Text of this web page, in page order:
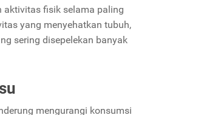
aktivitas fisik selama paling
yang menyehatkan tubuh,
sering disepelekan banyak
mengurangi konsumsi